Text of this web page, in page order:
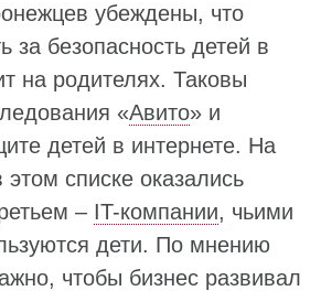
убеждены, что
за безопасность детей в
на родителях. Таковы
«Авито» и
детей в интернете. На
списке оказались
– IT-компании, чьими
дети. По мнению
чтобы бизнес развивал